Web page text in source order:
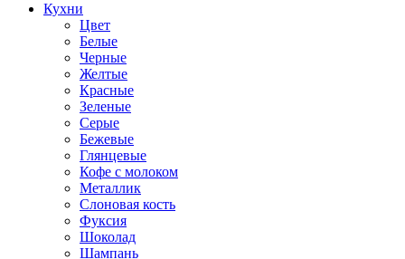
Кухни
Цвет
Белые
Черные
Желтые
Красные
Зеленые
Серые
Бежевые
Глянцевые
Кофе с молоком
Металлик
Слоновая кость
Фуксия
Шоколад
Шампань